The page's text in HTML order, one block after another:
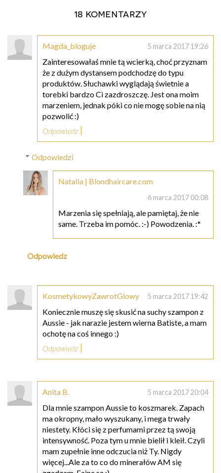
18 komentarzy
Magda_bloguje 5 marca 2017 19:26
Zainteresowałaś mnie tą wcierką, choć przyznam
że z dużym dystansem podchodzę do typu
produktów. Słuchawki wyglądają świetnie a
torebki bardzo Ci zazdroszczę. Jest ona moim
marzeniem, jednak póki co nie mogę sobie na nią
pozwolić :)
Odpowiedz
Odpowiedzi
Natalia | Blondhaircare.com
6 marca 2017 00:08
Marzenia się spełniają, ale pamiętaj, że nie
same. Trzeba im pomóc. :-) Powodzenia. :*
Odpowiedz
KosmetykowyZawrotGlowy 5 marca 2017 19:42
Koniecznie muszę się skusić na suchy szampon z
Aussie - jak narazie jestem wierna Batiste, a mam
ochotę na coś innego :)
Odpowiedz
Anita B. 5 marca 2017 20:04
Dla mnie szampon Aussie to koszmarek. Zapach
ma okropny, mało wyszukany, i mega trwały
niestety. Kłóci się z perfumami przez tą swoją
intensywność. Poza tym u mnie bielił i kleił. Czyli
mam zupełnie inne odczucia niż Ty. Nigdy
więcej...Ale za to co do minerałów AM się